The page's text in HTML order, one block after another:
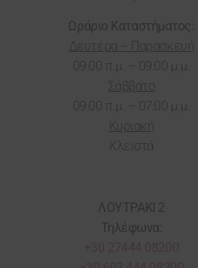
Ωράριο Καταστήματος:
Δευτέρα – Παρασκευή
09:00 π.μ. – 09:00 μ.μ.
Σάββατο
09:00 π.μ. – 07:00 μ.μ.
Κυριακή
Κλειστά
ΛΟΥΤΡΑΚΙ 2
Τηλέφωνα: